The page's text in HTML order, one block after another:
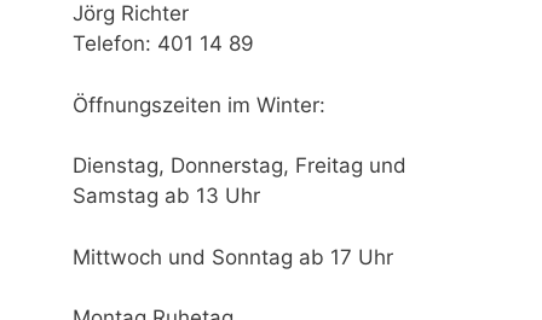
Jörg Richter
Telefon: 401 14 89
Öffnungszeiten im Winter:
Dienstag, Donnerstag, Freitag und
Samstag ab 13 Uhr
Mittwoch und Sonntag ab 17 Uhr